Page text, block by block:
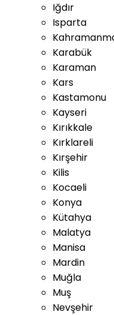
Iğdır
Isparta
Karabük
Karaman
Kars
Kastamonu
Kayseri
Kırıkkale
Kırklareli
Kırşehir
Kilis
Kocaeli
Konya
Kütahya
Malatya
Manisa
Mardin
Muğla
Muş
Nevşehir